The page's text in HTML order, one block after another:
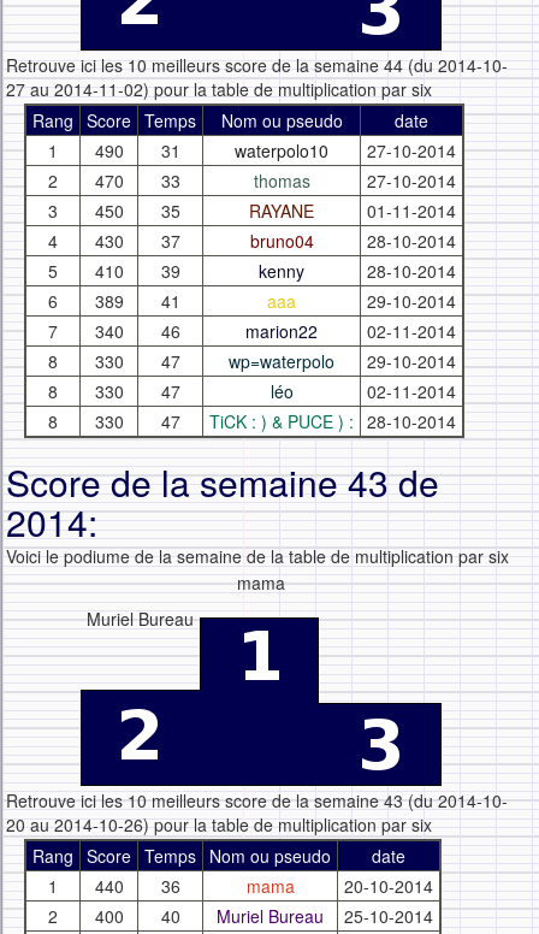
Retrouve ici les 10 meilleurs score de la semaine 44 (du 2014-10-
27 au 2014-11-02) pour la table de multiplication par six
Rang Score Temps Nom ou pseudo
date
1
490 31 waterpolo10
27-10-2014
2
470 33 thomas
27-10-2014
3
450 35 RAYANE
01-11-2014
4
430 37 bruno04
28-10-2014
5
410 39 kenny
28-10-2014
6
389 41 aaa
29-10-2014
7
340 46 marion22
02-11-2014
8
330 47 wp=waterpolo
29-10-2014
8
330 47 léo
02-11-2014
8
330 47 TiCK : ) & PUCE ) : 28-10-2014
Score de la semaine 43 de
2014:
Voici le podiume de la semaine de la table de multiplication par six
Muriel Bureau
mama
Retrouve ici les 10 meilleurs score de la semaine 43 (du 2014-10-
20 au 2014-10-26) pour la table de multiplication par six
Rang Score Temps Nom ou pseudo
date
1
440 36 mama
20-10-2014
2
400 40 Muriel Bureau
25-10-2014